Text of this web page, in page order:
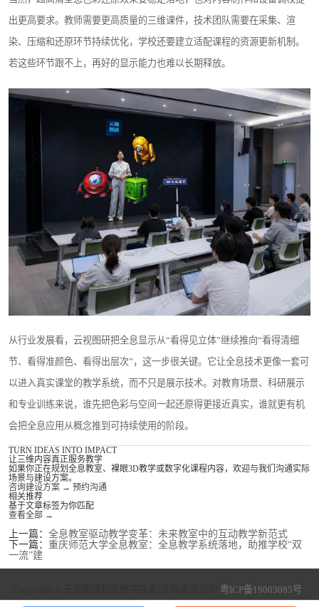
出更高要求。教师需要更高质量的三维课件，技术团队需要在采集、渲
染、压缩和还原环节持续优化，学校还要建立适配课程的资源更新机制。
若这些环节跟不上，再好的显示能力也难以长期释放。
从行业发展看，云视图研把全息显示从“看得见立体”继续推向“看得清细
节、看得准颜色、看得出层次”，这一步很关键。它让全息技术更像一套可
以进入真实课堂的教学系统，而不只是展示技术。对教育场景、科研展示
和专业训练来说，谁先把色彩与空间一起还原得更接近真实，谁就更有机
会把全息应用从概念推到可持续使用的阶段。
TURN IDEAS INTO IMPACT
让三维内容真正服务教学
如果你正在规划全息教室、裸眼3D教学或数字化课程内容，欢迎与我们沟通实际
场景与建设方案。
咨询建设方案 → 预约沟通
相关推荐
基于文章标签为你匹配
查看全部 →
上一篇： 全息教室驱动教学变革：未来教室中的互动教学新范式
下一篇： 重庆师范大学全息教室：全息教学系统落地，助推学校“双
一流”建
粤ICP备19003085号